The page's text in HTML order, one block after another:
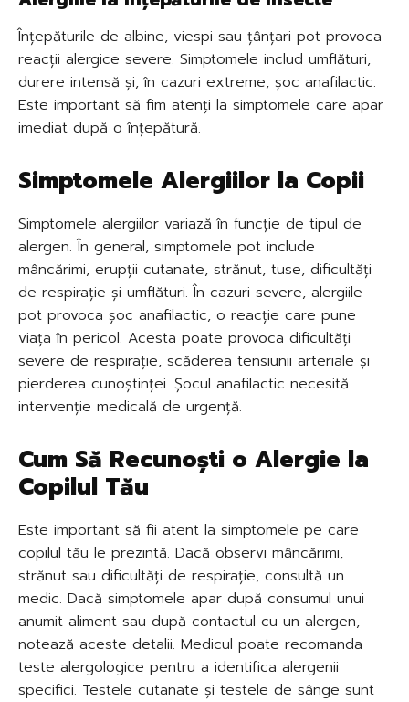
Înțepăturile de albine, viespi sau țânțari pot provoca
reacții alergice severe. Simptomele includ umflături,
durere intensă și, în cazuri extreme, șoc anafilactic.
Este important să fim atenți la simptomele care apar
imediat după o înțepătură.
Simptomele Alergiilor la Copii
Simptomele alergiilor variază în funcție de tipul de
alergen. În general, simptomele pot include
mâncărimi, erupții cutanate, strănut, tuse, dificultăți
de respirație și umflături. În cazuri severe, alergiile
pot provoca șoc anafilactic, o reacție care pune
viața în pericol. Acesta poate provoca dificultăți
severe de respirație, scăderea tensiunii arteriale și
pierderea cunoștinței. Șocul anafilactic necesită
intervenție medicală de urgență.
Cum Să Recunoști o Alergie la
Copilul Tău
Este important să fii atent la simptomele pe care
copilul tău le prezintă. Dacă observi mâncărimi,
strănut sau dificultăți de respirație, consultă un
medic. Dacă simptomele apar după consumul unui
anumit aliment sau după contactul cu un alergen,
notează aceste detalii. Medicul poate recomanda
teste alergologice pentru a identifica alergenii
specifici. Testele cutanate și testele de sânge sunt